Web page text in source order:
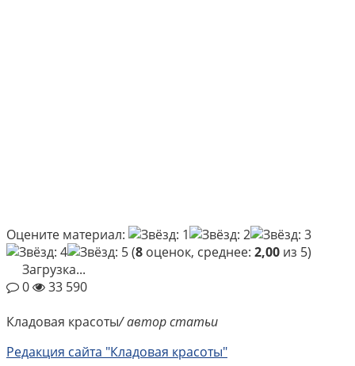
Оцените материал:
(8 оценок, среднее: 2,00 из 5)
Загрузка...
0
33 590
Кладовая красоты/ автор статьи
Редакция сайта "Кладовая красоты"